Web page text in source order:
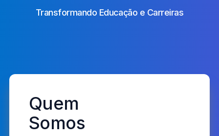
Transformando Educação e Carreiras
Quem
Somos